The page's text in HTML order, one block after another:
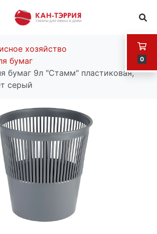
0
хозяйство
бумаг
бумаг 9л "Стамм" пластиковая,
серый